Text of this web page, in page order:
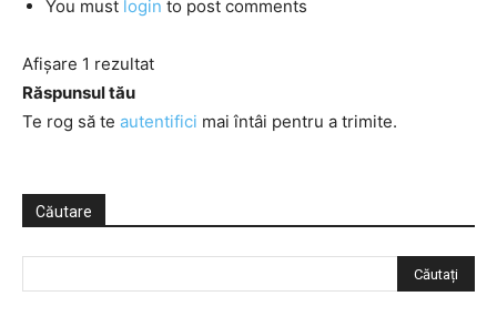
You must login to post comments
Afișare 1 rezultat
Răspunsul tău
Te rog să te autentifici mai întâi pentru a trimite.
Căutare